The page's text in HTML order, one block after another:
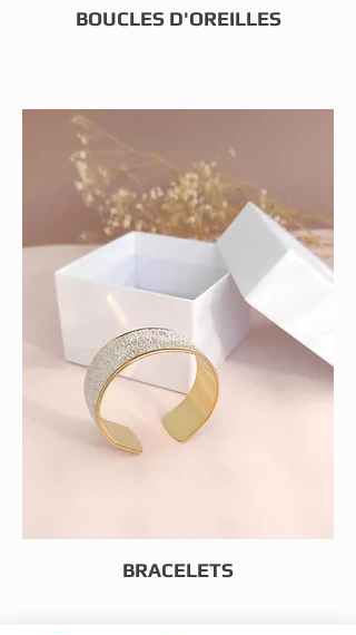
BOUCLES D'OREILLES
BRACELETS